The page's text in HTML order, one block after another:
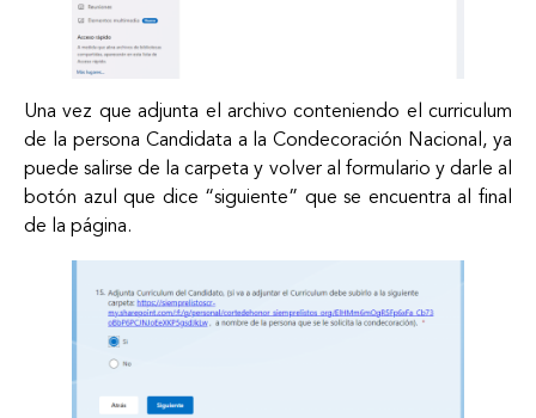
Una vez que adjunta el archivo conteniendo el curriculum
de la persona Candidata a la Condecoración Nacional, ya
puede salirse de la carpeta y volver al formulario y darle al
botón azul que dice “siguiente” que se encuentra al final
de la página.